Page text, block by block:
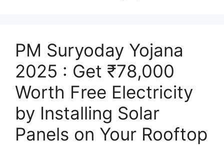
PM Suryoday Yojana
2025 : Get ₹78,000
Worth Free Electricity
by Installing Solar
Panels on Your Rooftop